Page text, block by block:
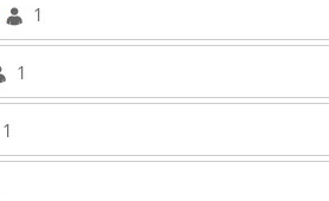
1
1
1